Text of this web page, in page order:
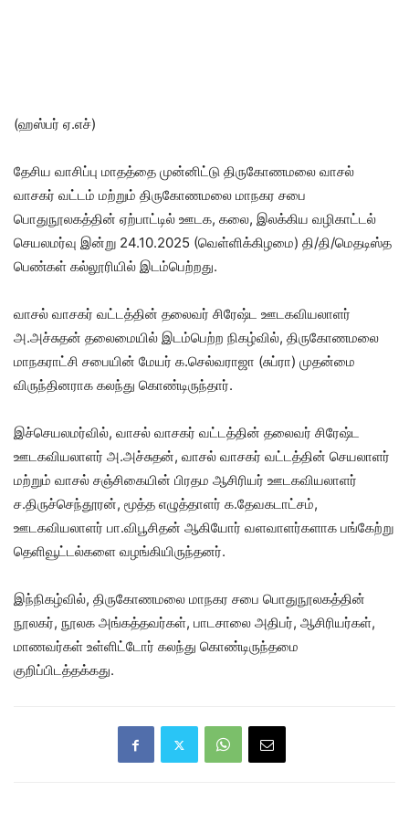
(ஹஸ்பர் ஏ.எச்)
தேசிய வாசிப்பு மாதத்தை முன்னிட்டு திருகோணமலை வாசல்
வாசகர் வட்டம் மற்றும் திருகோணமலை மாநகர சபை
பொதுநூலகத்தின் ஏற்பாட்டில் ஊடக, கலை, இலக்கிய வழிகாட்டல்
செயலமர்வு இன்று 24.10.2025 (வெள்ளிக்கிழமை) தி/தி/மெதடிஸ்த
பெண்கள் கல்லூரியில் இடம்பெற்றது.
வாசல் வாசகர் வட்டத்தின் தலைவர் சிரேஷ்ட ஊடகவியலாளர்
அ.அச்சுதன் தலைமையில் இடம்பெற்ற நிகழ்வில், திருகோணமலை
மாநகராட்சி சபையின் மேயர் க.செல்வராஜா (சுப்ரா) முதன்மை
விருந்தினராக கலந்து கொண்டிருந்தார்.
இச்செயலமர்வில், வாசல் வாசகர் வட்டத்தின் தலைவர் சிரேஷ்ட
ஊடகவியலாளர் அ.அச்சுதன், வாசல் வாசகர் வட்டத்தின் செயலாளர்
மற்றும் வாசல் சஞ்சிகையின் பிரதம ஆசிரியர் ஊடகவியலாளர்
ச.திருச்செந்தூரன், மூத்த எழுத்தாளர் க.தேவகடாட்சம்,
ஊடகவியலாளர் பா.விபூசிதன் ஆகியோர் வளவாளர்களாக பங்கேற்று
தெளிவூட்டல்களை வழங்கியிருந்தனர்.
இந்நிகழ்வில், திருகோணமலை மாநகர சபை பொதுநூலகத்தின்
நூலகர், நூலக அங்கத்தவர்கள், பாடசாலை அதிபர், ஆசிரியர்கள்,
மாணவர்கள் உள்ளிட்டோர் கலந்து கொண்டிருந்தமை
குறிப்பிடத்தக்கது.